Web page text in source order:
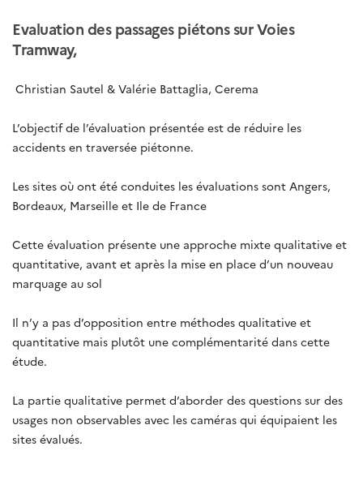
Evaluation des passages piétons sur Voies
Tramway,
Christian Sautel & Valérie Battaglia, Cerema
L’objectif de l’évaluation présentée est de réduire les
accidents en traversée piétonne.
Les sites où ont été conduites les évaluations sont Angers,
Bordeaux, Marseille et Ile de France
Cette évaluation présente une approche mixte qualitative et
quantitative, avant et après la mise en place d’un nouveau
marquage au sol
Il n’y a pas d’opposition entre méthodes qualitative et
quantitative mais plutôt une complémentarité dans cette
étude.
La partie qualitative permet d’aborder des questions sur des
usages non observables avec les caméras qui équipaient les
sites évalués.